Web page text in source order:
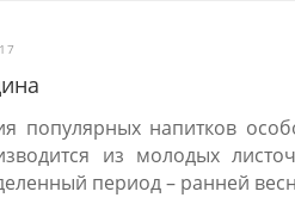
популярных напитков
из молодых
период – ранней